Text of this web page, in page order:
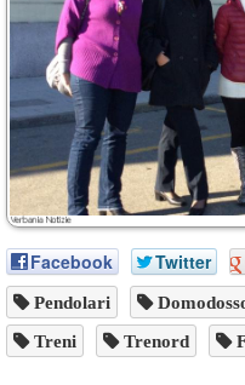
Facebook Twitter
Pendolari
Treni Trenord